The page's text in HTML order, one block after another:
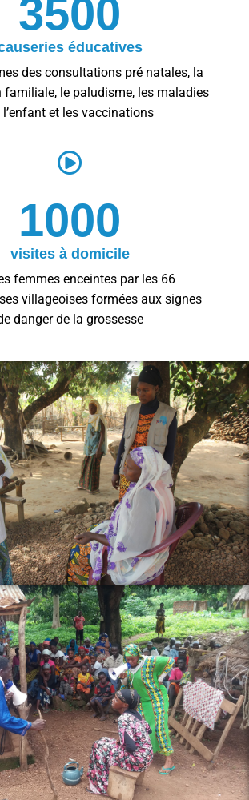
éducatives
3500
des consultations pré natales, la
le paludisme, les maladies
l’enfant et les vaccinations
visites à domicile
1000
femmes enceintes par les 66
villageoises formées aux signes
danger de la grossesse